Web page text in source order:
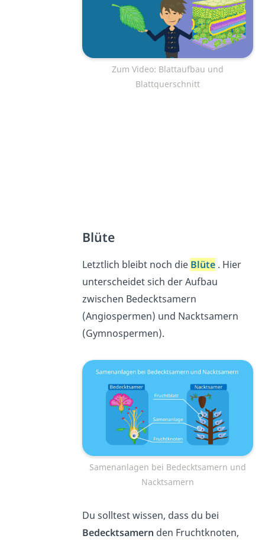
Zum Video: Blattaufbau und
Blattquerschnitt
Blüte
Letztlich bleibt noch die Blüte . Hier
unterscheidet sich der Aufbau
zwischen Bedecktsamern
(Angiospermen) und Nacktsamern
(Gymnospermen).
Samenanlagen bei Bedecktsamern und
Nacktsamern
Du solltest wissen, dass du bei
Bedecktsamern den Fruchtknoten,